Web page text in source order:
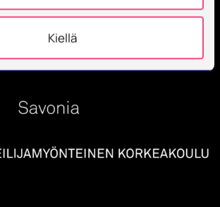
Kiellä